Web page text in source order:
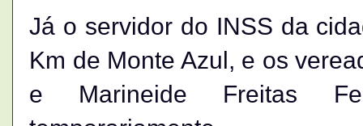
Já o servidor do INSS da
Km de Monte Azul, e os
e Marineide Freitas